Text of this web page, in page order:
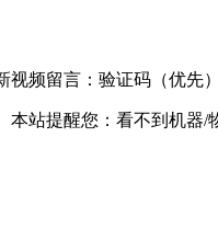
视频留言： 验证码 （优先
本站提醒您： 看不到机器/